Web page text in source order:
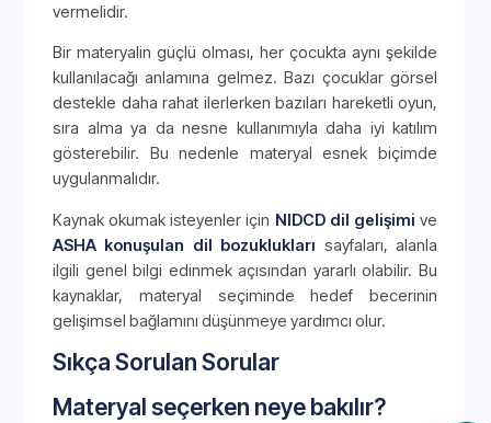
vermelidir.
Bir materyalin güçlü olması, her çocukta aynı şekilde
kullanılacağı anlamına gelmez. Bazı çocuklar görsel
destekle daha rahat ilerlerken bazıları hareketli oyun,
sıra alma ya da nesne kullanımıyla daha iyi katılım
gösterebilir. Bu nedenle materyal esnek biçimde
uygulanmalıdır.
Kaynak okumak isteyenler için NIDCD dil gelişimi ve
ASHA konuşulan dil bozuklukları sayfaları, alanla
ilgili genel bilgi edinmek açısından yararlı olabilir. Bu
kaynaklar, materyal seçiminde hedef becerinin
gelişimsel bağlamını düşünmeye yardımcı olur.
Sıkça Sorulan Sorular
Materyal seçerken neye bakılır?